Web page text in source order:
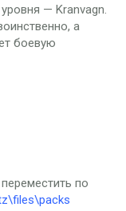
— Kranvagn.
а
боевую
по